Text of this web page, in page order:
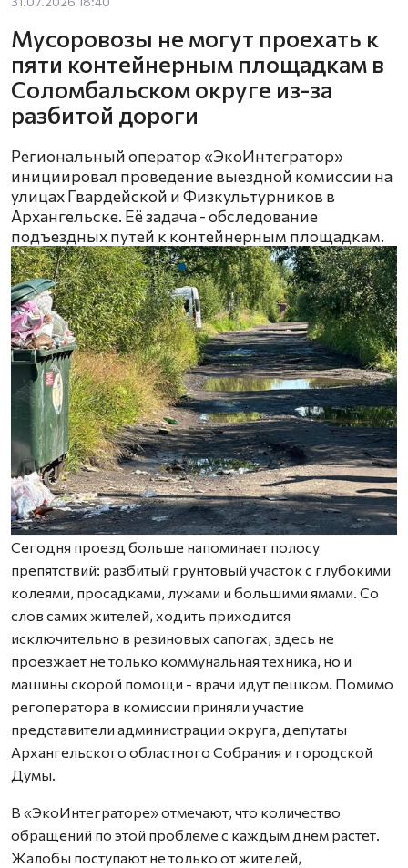
Мусоровозы не могут проехать к
пяти контейнерным площадкам в
Соломбальском округе из-за
разбитой дороги
Региональный оператор «ЭкоИнтегратор»
инициировал проведение выездной комиссии на
улицах Гвардейской и Физкультурников в
Архангельске. Её задача - обследование
подъездных путей к контейнерным площадкам.
Сегодня проезд больше напоминает полосу
препятствий: разбитый грунтовый участок с глубокими
колеями, просадками, лужами и большими ямами. Со
слов самих жителей, ходить приходится
исключительно в резиновых сапогах, здесь не
проезжает не только коммунальная техника, но и
машины скорой помощи - врачи идут пешком. Помимо
регоператора в комиссии приняли участие
представители администрации округа, депутаты
Архангельского областного Собрания и городской
Думы.
В «ЭкоИнтеграторе» отмечают, что количество
обращений по этой проблеме с каждым днем растет.
Жалобы поступают не только от жителей,